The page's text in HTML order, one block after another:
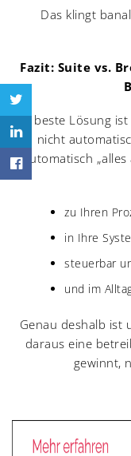
Das klingt
Fazit: Suite vs.
Die beste Lösung
nicht
automatisch
zu Ihren
in Ihre
steuerbar
und im
Genau deshalb ist
daraus eine
gewinnt,